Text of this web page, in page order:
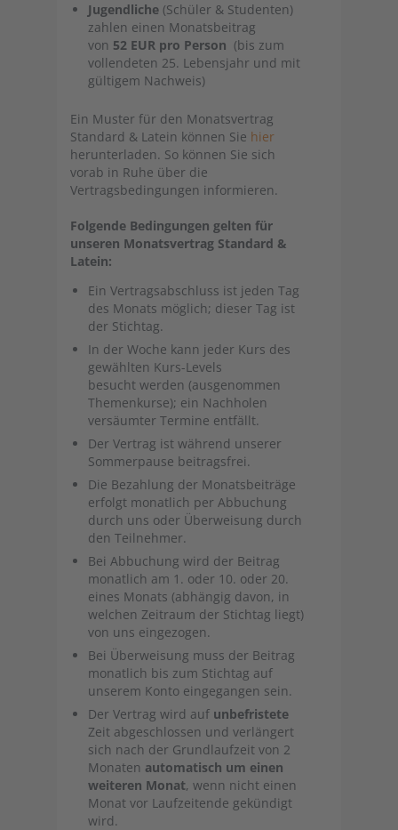
Jugendliche (Schüler & Studenten)
zahlen einen Monatsbeitrag
von 52 EUR pro Person (bis zum
vollendeten 25. Lebensjahr und mit
gültigem Nachweis)
Ein Muster für den Monatsvertrag
Standard & Latein können Sie hier
herunterladen. So können Sie sich
vorab in Ruhe über die
Vertragsbedingungen informieren.
Folgende Bedingungen gelten für
unseren Monatsvertrag Standard &
Latein:
Ein Vertragsabschluss ist jeden Tag
des Monats möglich; dieser Tag ist
der Stichtag.
In der Woche kann jeder Kurs des
gewählten Kurs-Levels
besucht werden (ausgenommen
Themenkurse); ein Nachholen
versäumter Termine entfällt.
Der Vertrag ist während unserer
Sommerpause beitragsfrei.
Die Bezahlung der Monatsbeiträge
erfolgt monatlich per Abbuchung
durch uns oder Überweisung durch
den Teilnehmer.
Bei Abbuchung wird der Beitrag
monatlich am 1. oder 10. oder 20.
eines Monats (abhängig davon, in
welchen Zeitraum der Stichtag liegt)
von uns eingezogen.
Bei Überweisung muss der Beitrag
monatlich bis zum Stichtag auf
unserem Konto eingegangen sein.
Der Vertrag wird auf unbefristete
Zeit abgeschlossen und verlängert
sich nach der Grundlaufzeit von 2
Monaten automatisch um einen
weiteren Monat, wenn nicht einen
Monat vor Laufzeitende gekündigt
wird.